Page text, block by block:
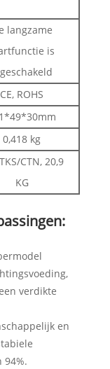
langzame
is
CE, ROHS
0,418 kg
CTN, 20,9
KG
verdikte
en